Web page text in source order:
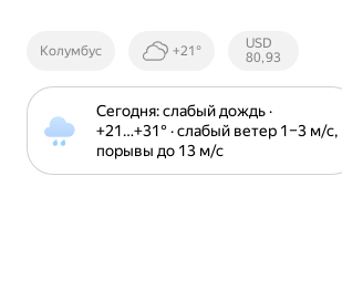
Колумбус +21°
Курсы ЦБ
РФ
USD
80,93
Сегодня: слабый дождь ·
+21⁠…⁠+31⁠° · слабый ветер 1⁠–⁠3 м⁠/⁠с,
порывы до 13 м⁠/⁠с